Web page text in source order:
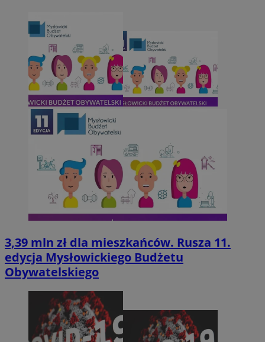
3,39 mln zł dla mieszkańców. Rusza 11.
edycja Mysłowickiego Budżetu
Obywatelskiego